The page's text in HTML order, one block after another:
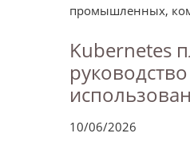
промышленных,
Kubernetes
10/06/2026